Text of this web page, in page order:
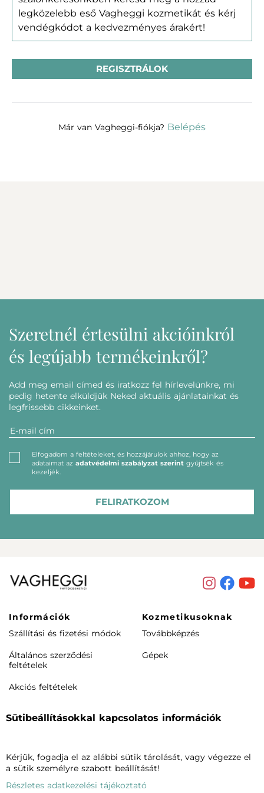
legközelebb eső Vagheggi kozmetikát és kérj
vendégkódot a kedvezményes árakért!
REGISZTRÁLOK
Már van Vagheggi-fiókja? Belépés
Szeretnél értesülni akcióinkról
és legújabb termékeinkről?
Add meg email címed és iratkozz fel hírlevelünkre, mi
pedig hetente elküldjük Neked aktuális ajánlatainkat és
legfrissebb cikkeinket.
Elfogadom a feltételeket, és hozzájárulok ahhoz, hogy az
adataimat az adatvédelmi szabályzat szerint gyűjtsék és
kezeljék.
FELIRATKOZOM
Információk
Szállítási és fizetési módok
Általános szerződési
feltételek
Akciós feltételek
visszaküldés
Kozmetikusoknak
Továbbképzés
Gépek
Arcápolás
Testápolás
Vagheggiről
Szalonkereső
Sütibeállításokkal kapcsolatos információk
Kérjük, fogadja el az alábbi sütik tárolását, vagy végezze el
a sütik személyre szabott beállítását!
Részletes adatkezelési tájékoztató